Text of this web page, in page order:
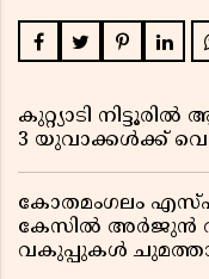
കുറ്റ്യാടി
3 യുവാക്കൾക്ക്
കോതമംഗലം
കേസിൽ അർജുൻ
വകുപ്പുകൾ